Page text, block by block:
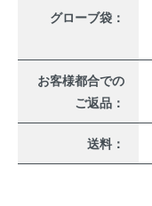
グローブ袋：
お客様都合での
ご返品：
送料：